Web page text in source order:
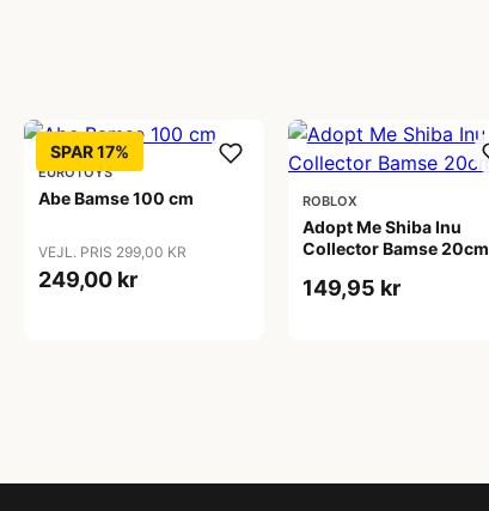
SPAR 17%
EUROTOYS
Abe Bamse 100 cm
VEJL. PRIS 299,00 KR
249,00 kr
ROBLOX
Adopt Me Shiba Inu
Collector Bamse 20cm
149,95 kr